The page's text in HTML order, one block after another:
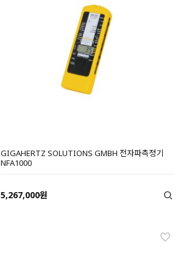
GIGAHERTZ SOLUTIONS GMBH 전자파측정기
NFA1000
5,267,000원